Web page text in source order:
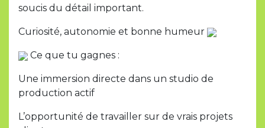
soucis du détail important.
Curiosité, autonomie et bonne humeur
Ce que tu gagnes :
Une immersion directe dans un studio de
production actif
L’opportunité de travailler sur de vrais projets